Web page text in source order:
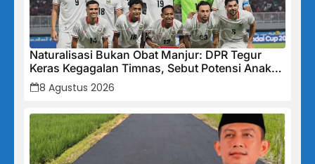
Naturalisasi Bukan Obat Manjur: DPR Tegur
Keras Kegagalan Timnas, Sebut Potensi Anak
Bangsa Terabaikan Demi “Jalan Pintas”
8 Agustus 2026